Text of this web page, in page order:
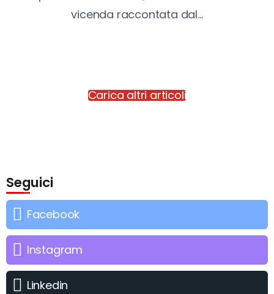
vicenda raccontata dal...
Carica altri articoli
Seguici
Facebook
Instagram
Linkedin